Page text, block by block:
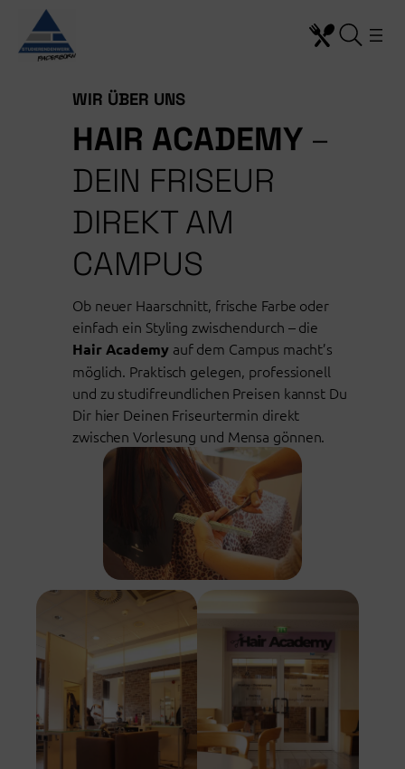
Inhalt
springen
WIR ÜBER UNS
HAIR ACADEMY –
DEIN FRISEUR
DIREKT AM
CAMPUS
Ob neuer Haarschnitt, frische Farbe oder
einfach ein Styling zwischendurch – die
Hair Academyauf dem Campus macht’s
möglich. Praktisch gelegen, professionell
und zu studifreundlichen Preisen kannst Du
Dir hier Deinen Friseurtermin direkt
zwischen Vorlesung und Mensa gönnen.